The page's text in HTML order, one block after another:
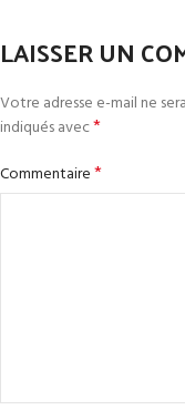
LAISSER UN
Votre adresse e-mail ne
indiqués avec*
Commentaire*